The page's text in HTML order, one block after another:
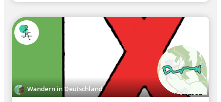
Wandern in Deutschland